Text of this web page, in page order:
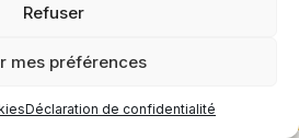
Refuser
mes préférences
Déclaration de confidentialité
Inc. 5748 9e Avenue, Montréal (QC)